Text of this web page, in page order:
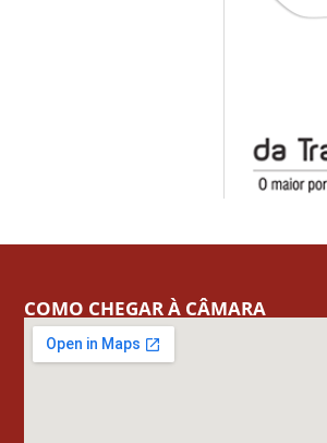
COMO CHEGAR À CÂMARA